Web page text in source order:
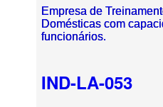
Empresa de
Domésticas com
funcionários.
IND-LA-053